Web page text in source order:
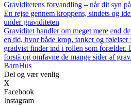
Graviditetens forvandling – når dit syn
En rejse gennem kroppens, sindets og
under graviditeten
Graviditet handler om meget mere end
en tid, hvor både krop, tanker og følelser
gradvist finder ind i rollen som forælder.
forstå og omfavne de mange sider af
BarnHus
Del og vær venlig
X
Facebook
Instagram